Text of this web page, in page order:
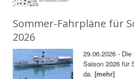
Sommer-Fahrpläne für
2026
29.06.2026 -
Saison 2026 für
da.[mehr]